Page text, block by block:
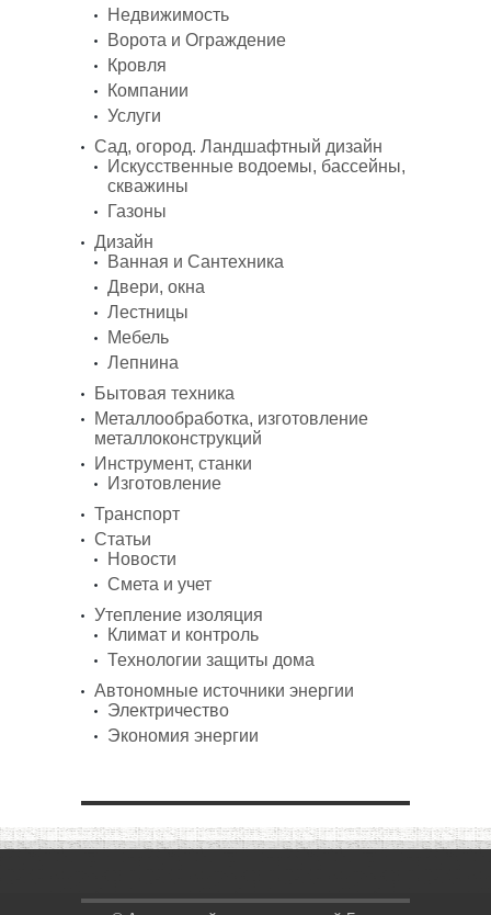
Недвижимость
Ворота и Ограждение
Кровля
Компании
Услуги
Сад, огород. Ландшафтный дизайн
Искусственные водоемы, бассейны,
скважины
Газоны
Дизайн
Ванная и Сантехника
Двери, окна
Лестницы
Мебель
Лепнина
Бытовая техника
Металлообработка, изготовление
металлоконструкций
Инструмент, станки
Изготовление
Транспорт
Статьи
Новости
Смета и учет
Утепление изоляция
Климат и контроль
Технологии защиты дома
Автономные источники энергии
Электричество
Экономия энергии